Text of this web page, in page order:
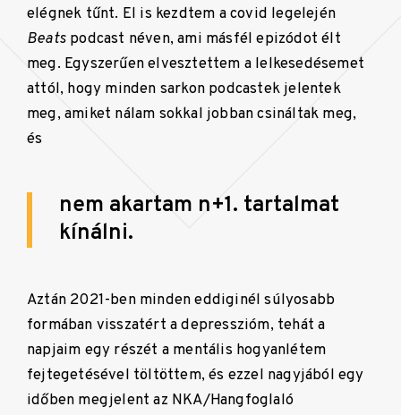
elégnek tűnt. El is kezdtem a covid legelején
Beats podcast néven, ami másfél epizódot élt
meg. Egyszerűen elvesztettem a lelkesedésemet
attól, hogy minden sarkon podcastek jelentek
meg, amiket nálam sokkal jobban csináltak meg,
és
nem akartam n+1. tartalmat
kínálni.
Aztán 2021-ben minden eddiginél súlyosabb
formában visszatért a depresszióm, tehát a
napjaim egy részét a mentális hogyanlétem
fejtegetésével töltöttem, és ezzel nagyjából egy
időben megjelent az NKA/Hangfoglaló